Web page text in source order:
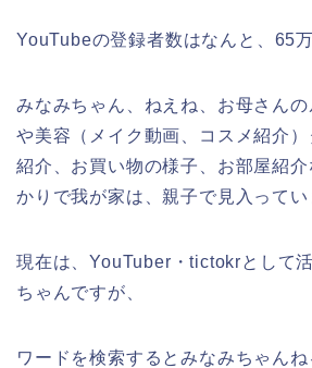
YouTubeの登録者数はなんと、65万
みなみちゃん、ねえね、お母さん
や美容（メイク動画、コスメ紹介
紹介、お買い物の様子、お部屋紹
かりで我が家は、親子で見入って
現在は、YouTuber・tictokrとして
ちゃんですが、
ワードを検索するとみなみちゃん